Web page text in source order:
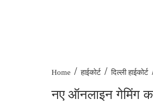
Home / हाईकोर्ट / दिल्ली हाईकोर्ट
नए ऑनलाइन गेमिंग